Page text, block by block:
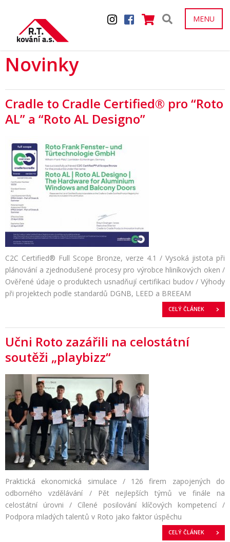
MENU
Novinky
Cradle to Cradle Certified® pro “Roto
AL” a “Roto AL Designo”
C2C Certified® Full Scope Bronze, verze 4.1 / Vysoká jistota při
plánování a zjednodušené procesy pro výrobce hliníkových oken /
Ověřené údaje o produktech usnadňují certifikaci budov / Výhody
při projektech podle standardů DGNB, LEED a BREEAM
CELÝ ČLÁNEK
Učni Roto zazářili na celostátní
soutěži „playbizz“
Praktická ekonomická simulace / 126 firem zapojených do
odborného vzdělávání / Pět nejlepších týmů ve finále na
celostátní úrovni / Cílené posilování klíčových kompetencí /
Podpora mladých talentů v Roto jako faktor úspěchu
CELÝ ČLÁNEK